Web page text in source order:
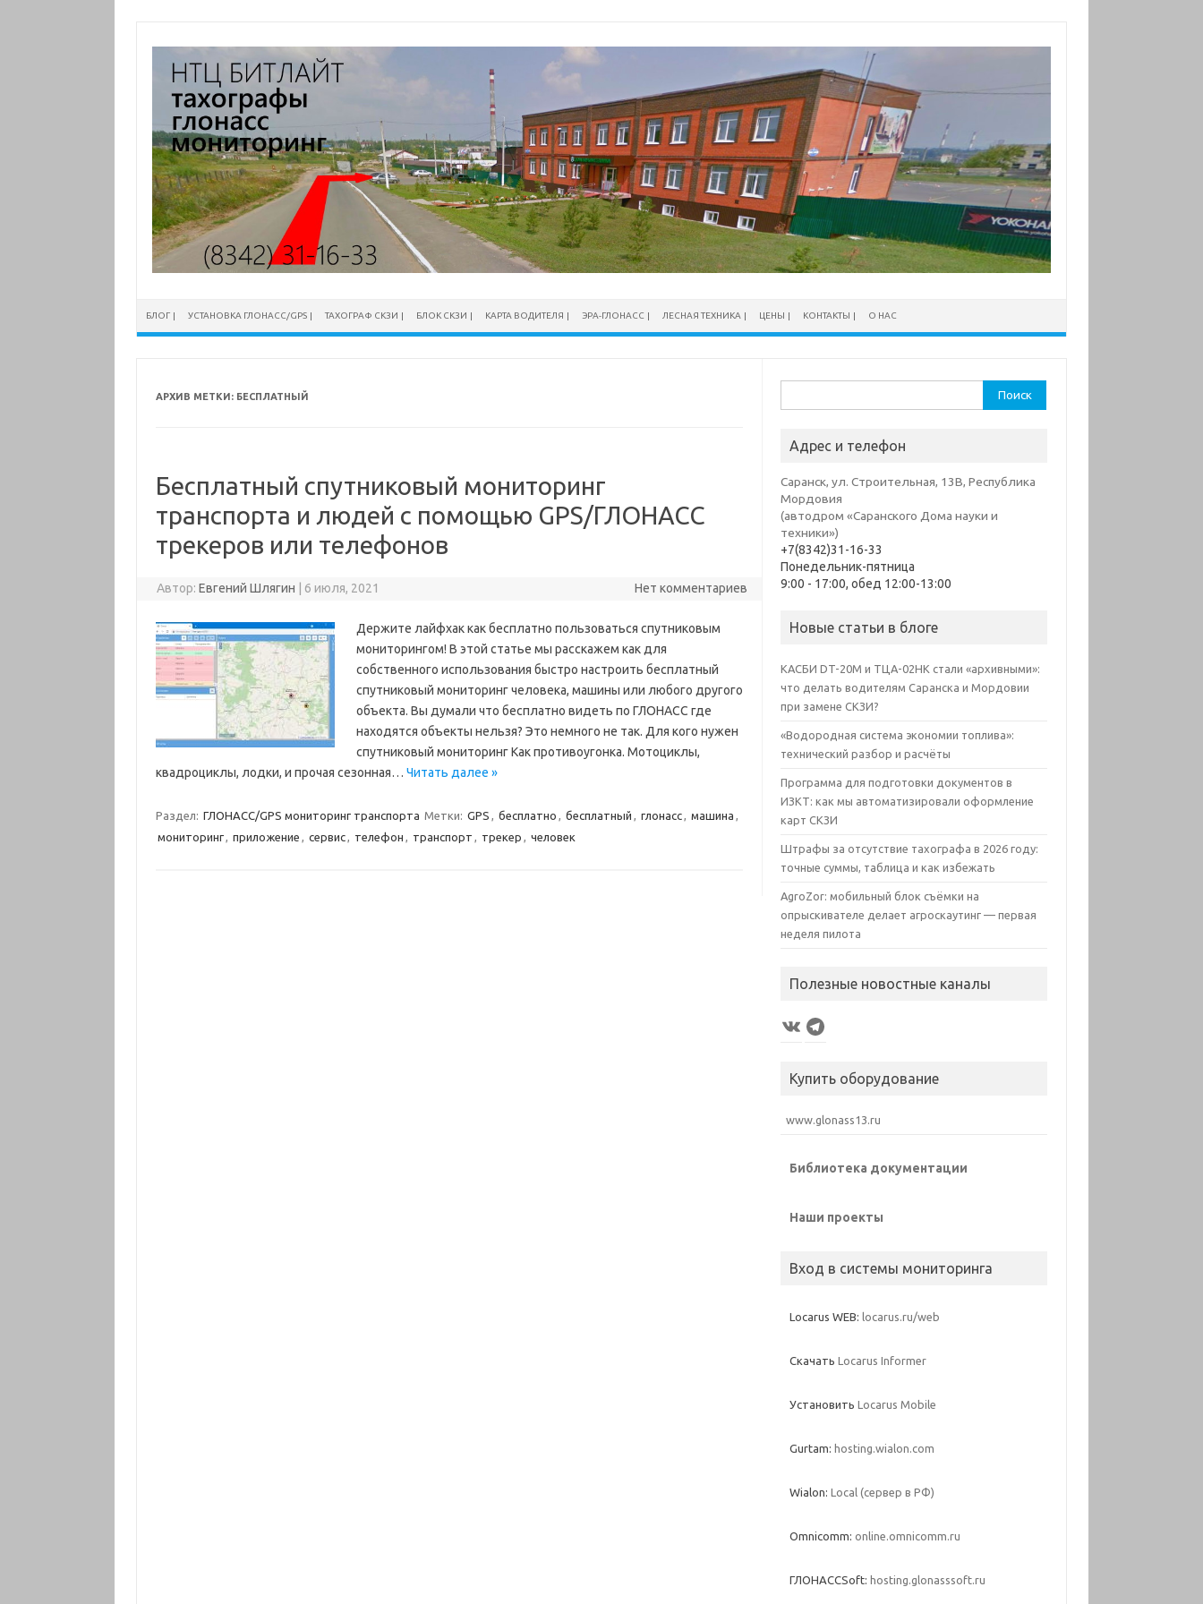
содержимому
БЛОГ УСТАНОВКА ГЛОНАСС/GPS ТАХОГРАФ СКЗИ БЛОК СКЗИ КАРТА ВОДИТЕЛЯ ЭРА-ГЛОНАСС ЛЕСНАЯ ТЕХНИКА ЦЕНЫ КОНТАКТЫ О НАС
АРХИВ МЕТКИ: БЕСПЛАТНЫЙ
Бесплатный спутниковый мониторинг
транспорта и людей с помощью GPS/ГЛОНАСС
трекеров или телефонов
Автор:Евгений Шлягин | 6 июля, 2021 Нет комментариев
Держите лайфхак как бесплатно пользоваться спутниковым
мониторингом! В этой статье мы расскажем как для
собственного использования быстро настроить бесплатный
спутниковый мониторинг человека, машины или любого другого
объекта. Вы думали что бесплатно видеть по ГЛОНАСС где
находятся объекты нельзя? Это немного не так. Для кого нужен
спутниковый мониторинг Как противоугонка. Мотоциклы,
квадроциклы, лодки, и прочая сезонная… Читать далее »
Раздел: ГЛОНАСС/GPS мониторинг транспорта Метки: GPS бесплатно бесплатный глонасс машина
мониторинг
приложение сервис телефон транспорт трекер человек
Адрес и телефон
Саранск, ул. Строительная, 13В, Республика
Мордовия
(автодром «Саранского Дома науки и
техники»)
+7(8342)31-16-33
Понедельник-пятница
9:00 - 17:00, обед 12:00-13:00
Новые статьи в блоге
КАСБИ DT-20M и ТЦА-02НК стали «архивными»:
что делать водителям Саранска и Мордовии
при замене СКЗИ?
«Водородная система экономии топлива»:
технический разбор и расчёты
Программа для подготовки документов в
ИЗКТ: как мы автоматизировали оформление
карт СКЗИ
Штрафы за отсутствие тахографа в 2026 году:
точные суммы, таблица и как избежать
AgroZor: мобильный блок съёмки на
опрыскивателе делает агроскаутинг — первая
неделя пилота
Полезные новостные каналы
VK Telegram
Купить оборудование
www.glonass13.ru
Библиотека документации
Наши проекты
Вход в системы мониторинга
Locarus WEB:locarus.ru/web
СкачатьLocarus Informer
УстановитьLocarus Mobile
Gurtam:hosting.wialon.com
Wialon:Local (сервер в РФ)
Omnicomm: online.omnicomm.ru
ГЛОНАССSoft:hosting.glonasssoft.ru